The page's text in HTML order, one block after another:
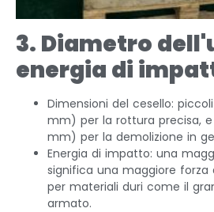
3. Diametro
energia di
Dimensioni del cesello:
mm) per la rottura precisa, e
mm) per la demolizione in
Energia di impatto: una
significa una maggiore forza
per materiali duri come il
armato.